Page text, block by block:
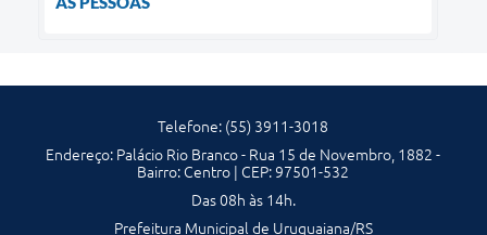
Telefone: (55) 3911-3018
Endereço: Palácio Rio Branco - Rua 15 de Novembro, 1882 -
Bairro: Centro | CEP: 97501-532
Das 08h às 14h.
Prefeitura Municipal de Uruguaiana/RS